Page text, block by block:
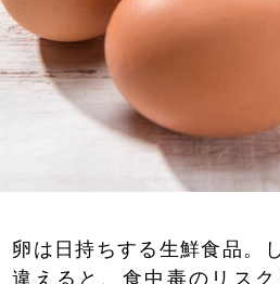
卵は日持ちする生鮮食品。
違えると、食中毒のリス